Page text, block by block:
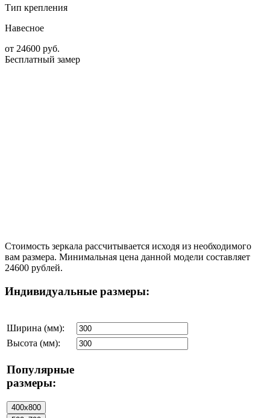
Тип крепления
Навесное
от 24600 руб.
Бесплатный замер
Стоимость зеркала рассчитывается исходя из необходимого
вам размера. Минимальная цена данной модели составляет
24600 рублей.
Индивидуальные размеры:
Ширина (мм):
Высота (мм):
Популярные
размеры: